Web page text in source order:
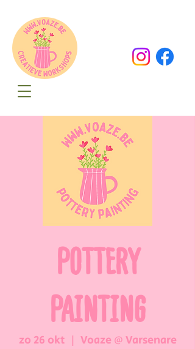
POTTERY
PAINTING
zo 26 okt
  |
Voaze @ Varsenare